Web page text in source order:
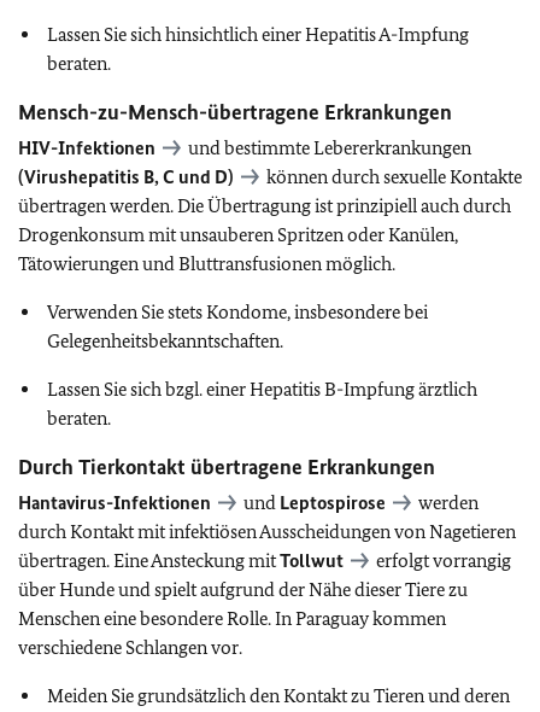
Lassen Sie sich hinsichtlich einer Hepatitis A-Impfung
beraten.
Mensch-zu-Mensch-übertragene Erkrankungen
HIV-Infektionen
und bestimmte Lebererkrankungen
(Virushepatitis B, C und D)
können durch sexuelle Kontakte
übertragen werden. Die Übertragung ist prinzipiell auch durch
Drogenkonsum mit unsauberen Spritzen oder Kanülen,
Tätowierungen und Bluttransfusionen möglich.
Verwenden Sie stets Kondome, insbesondere bei
Gelegenheitsbekanntschaften.
Lassen Sie sich bzgl. einer Hepatitis B-Impfung ärztlich
beraten.
Durch Tierkontakt übertragene Erkrankungen
Hantavirus-Infektionen und Leptospirose
werden
durch Kontakt mit infektiösen Ausscheidungen von Nagetieren
übertragen. Eine Ansteckung mitTollwut
erfolgt vorrangig
über Hunde und spielt aufgrund der Nähe dieser Tiere zu
Menschen eine besondere Rolle. In Paraguay kommen
verschiedene Schlangen vor.
Meiden Sie grundsätzlich den Kontakt zu Tieren und deren